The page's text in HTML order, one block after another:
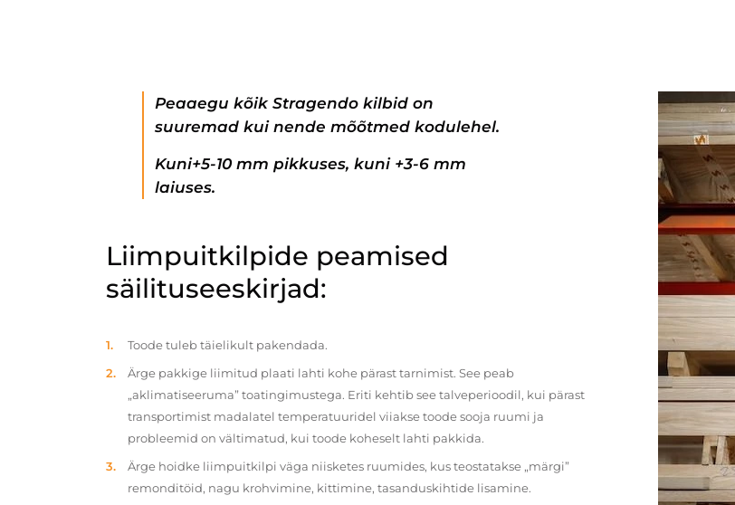
Peaaegu kõik Stragendo kilbid on
suuremad kui nende mõõtmed kodulehel.
Kuni+5-10 mm pikkuses, kuni +3-6 mm
laiuses.
Liimpuitkilpide peamised
säilituseeskirjad:
Toode tuleb täielikult pakendada.
Ärge pakkige liimitud plaati lahti kohe pärast tarnimist. See peab
„aklimatiseeruma” toatingimustega. Eriti kehtib see talveperioodil, kui pärast
transportimist madalatel temperatuuridel viiakse toode sooja ruumi ja
probleemid on vältimatud, kui toode koheselt lahti pakkida.
Ärge hoidke liimpuitkilpi väga niisketes ruumides, kus teostatakse „märgi”
remonditöid, nagu krohvimine, kittimine, tasanduskihtide lisamine.